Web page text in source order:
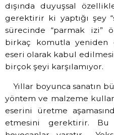
dışında duyuşsal
gerektirir ki yaptığı şey
sürecinde “parmak izi”
birkaç komutla yeniden
eseri olarak kabul
birçok şeyi karşılamıyor.
Yıllar boyunca sanatın
yöntem ve malzeme
eserini üretme
etmesini gerektirir. Bu